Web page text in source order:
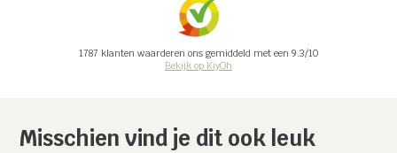
1787 klanten waarderen ons gemiddeld met een 9.3/10
Bekijk op KiyOh
Misschien vind je dit ook leuk